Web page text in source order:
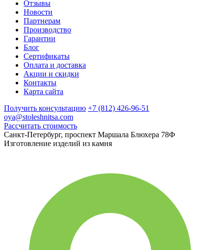
Отзывы
Новости
Партнерам
Производство
Гарантии
Блог
Сертификаты
Оплата и доставка
Акции и скидки
Контакты
Карта сайта
Получить консультацию +7 (812) 426-96-51
oya@stoleshnitsa.com
Рассчитать стоимость
Санкт-Петербург, проспект Маршала Блюхера 78Ф
Изготовление изделий из камня